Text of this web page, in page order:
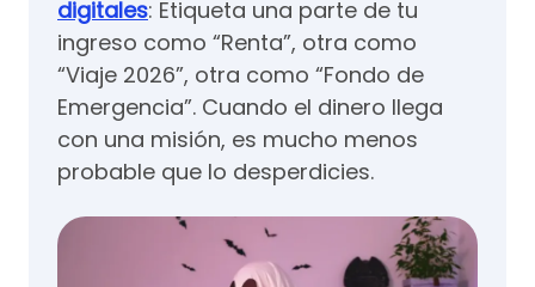
digitales: Etiqueta una parte de tu
ingreso como “Renta”, otra como
“Viaje 2026”, otra como “Fondo de
Emergencia”. Cuando el dinero llega
con una misión, es mucho menos
probable que lo desperdicies.